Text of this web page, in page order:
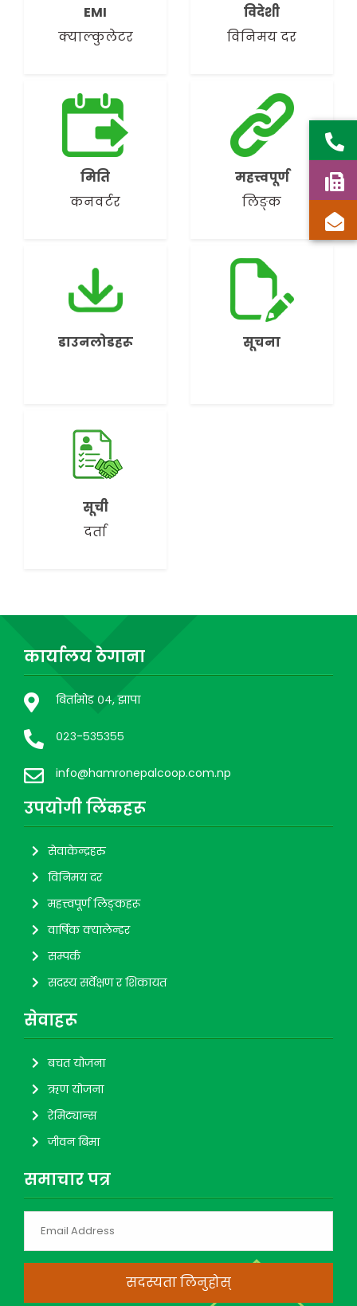
EMI
क्याल्कुलेटर
विदेशी
विनिमय दर
मिति
कनवर्टर
महत्त्वपूर्ण
लिङ्क
डाउनलोडहरू सूचना
सूची
दर्ता
कार्यालय ठेगाना
बिर्तामोड ०४, झापा
०२३-५३५३५५
info@hamronepalcoop.com.np
उपयाेगी लिंकहरू
सेवाकेन्द्रहरु
विनिमय दर
महत्त्वपूर्ण लिङ्कहरू
वार्षिक क्यालेन्डर
सम्पर्क
सदस्य सर्वेक्षण र शिकायत
सेवाहरू
बचत योजना
ऋण योजना
रेमिट्यान्स
जीवन बिमा
समाचार पत्र
सदस्यता लिनुहोस्